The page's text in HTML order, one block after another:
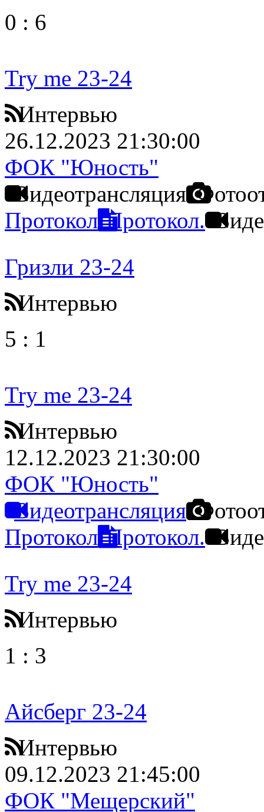
0 : 6
Try me 23-24
Интервью
26.12.2023 21:30:00
ФОК "Юность"
Видеотрансляция
Протокол Протокол.
Гризли 23-24
Интервью
5 : 1
Try me 23-24
Интервью
12.12.2023 21:30:00
ФОК "Юность"
Видеотрансляция
Протокол Протокол.
Try me 23-24
Интервью
1 : 3
Айсберг 23-24
Интервью
09.12.2023 21:45:00
ФОК "Мещерский"